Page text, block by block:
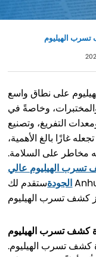
تسرب الهيليوم
على نطاق واسع
وخاصةً في
التفريغ، وتصنيع
غازًا بالغ الأهمية،
مخاطر على السلامة.
تسرب الهيليوم عالي
الجودةستقدم لك Anhui Gadro عدة نقاط رئيسية يجب الانتباه
كشف تسرب الهيليوم
كشف تسرب الهيليوم.